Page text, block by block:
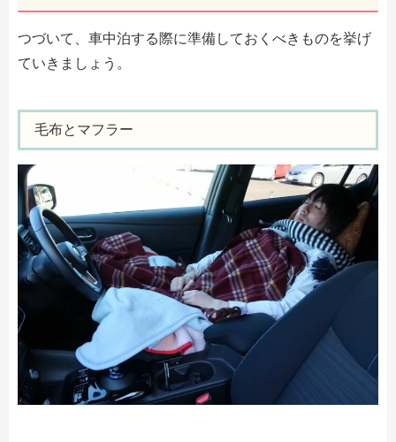
つづいて、車中泊する際に準備しておくべきものを挙げ
ていきましょう。
毛布とマフラー